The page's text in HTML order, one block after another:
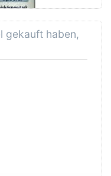
gekauft haben,